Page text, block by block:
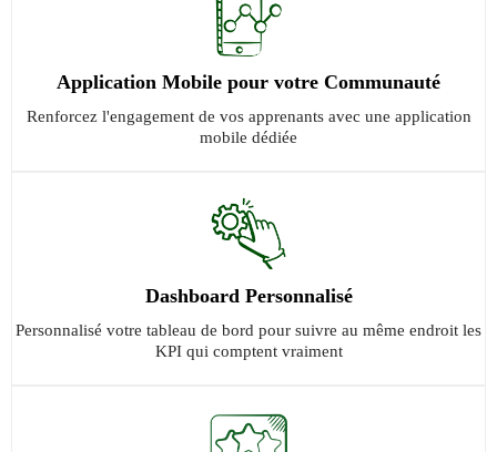
Application Mobile pour votre Communauté
Renforcez l'engagement de vos apprenants avec une application
mobile dédiée
Dashboard Personnalisé
Personnalisé votre tableau de bord pour suivre au même endroit les
KPI qui comptent vraiment